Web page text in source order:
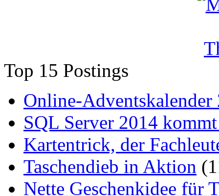
Top 15 Postings
Online-Adventskalender
SQL Server 2014
Kartentrick, der
Taschendieb in Aktion
Nette Geschenkidee für